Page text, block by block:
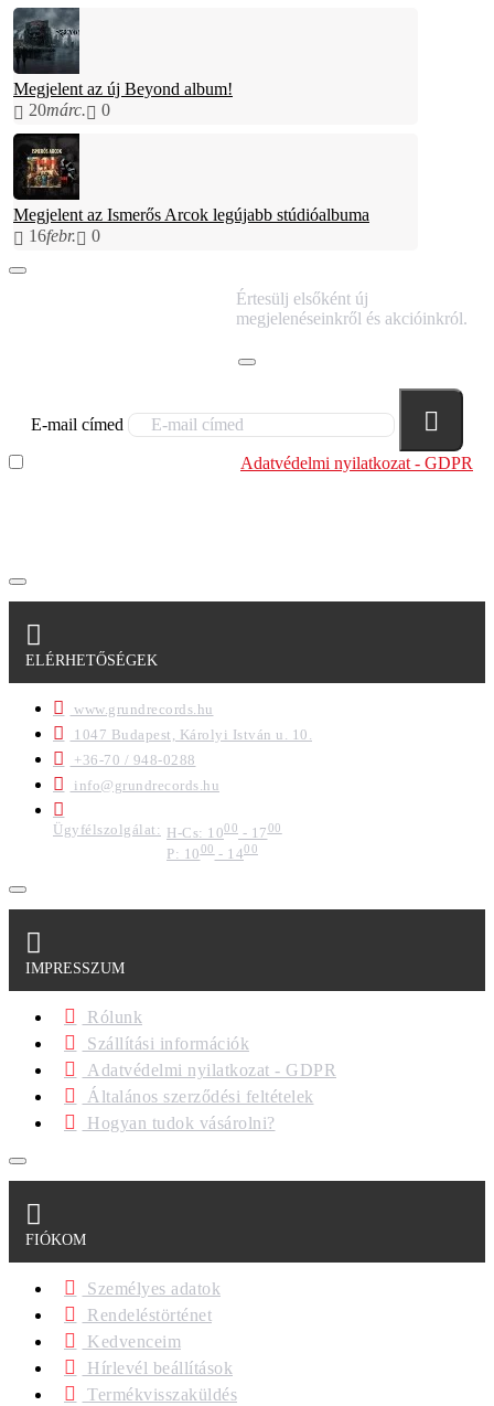
Megjelent az új Beyond album!
20márc. 0
Megjelent az Ismerős Arcok legújabb stúdióalbuma
16febr. 0
Értesülj elsőként új
megjelenéseinkről és akcióinkról.
E-mail címed
Adatvédelmi nyilatkozat - GDPR
ELÉRHETŐSÉGEK
www.grundrecords.hu
1047 Budapest, Károlyi István u. 10.
+36-70 / 948-0288
info@grundrecords.hu
Ügyfélszolgálat: H-Cs: 1000 - 1700
P: 1000- 1400
IMPRESSZUM
Rólunk
Szállítási információk
Adatvédelmi nyilatkozat - GDPR
Általános szerződési feltételek
Hogyan tudok vásárolni?
FIÓKOM
Személyes adatok
Rendeléstörténet
Kedvenceim
Hírlevél beállítások
Termékvisszaküldés